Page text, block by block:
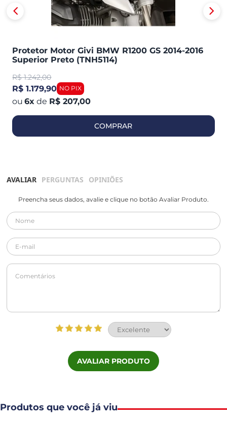
Protetor Motor Givi BMW R1200 GS 2014-2016
Superior Preto (TNH5114)
R$ 1.242,00
R$ 1.179,90
6x de R$ 207,00
COMPRAR
AVALIAR PERGUNTAS OPINIÕES
Preencha seus dados, avalie e clique no botão Avaliar Produto.
AVALIAR PRODUTO
Produtos que você já viu